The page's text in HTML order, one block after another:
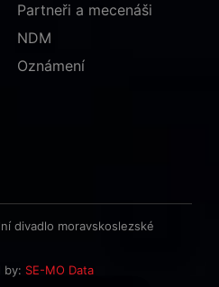
Partneři a mecenáši
NDM
Oznámení
divadlo moravskoslezské
by: SE-MO Data